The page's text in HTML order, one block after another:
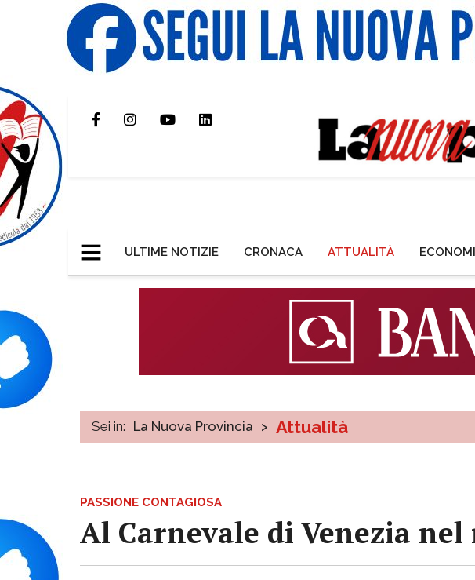
ULTIME NOTIZIE CRONACA ATTUALITÀ
Sei in: La Nuova Provincia > Attualità
PASSIONE CONTAGIOSA
Al Carnevale di Venezia